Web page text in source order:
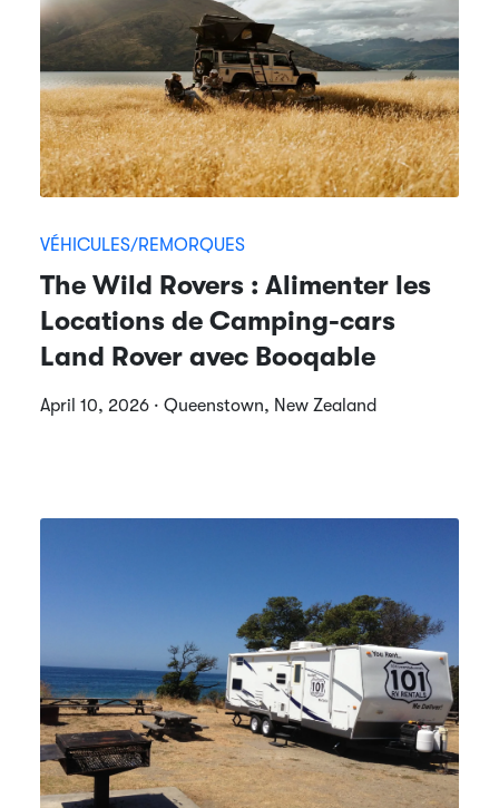
VÉHICULES/REMORQUES
The Wild Rovers : Alimenter les
Locations de Camping-cars
Land Rover avec Booqable
April 10, 2026 · Queenstown, New Zealand